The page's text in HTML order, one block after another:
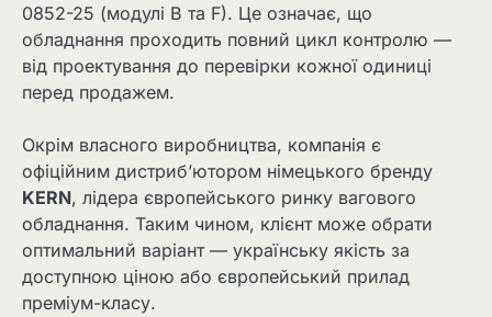
0852-25 (модулі B та F). Це означає, що
обладнання проходить повний цикл контролю —
від проектування до перевірки кожної одиниці
перед продажем.
Окрім власного виробництва, компанія є
офіційним дистриб’ютором німецького бренду
KERN, лідера європейського ринку вагового
обладнання. Таким чином, клієнт може обрати
оптимальний варіант — українську якість за
доступною ціною або європейський прилад
преміум-класу.